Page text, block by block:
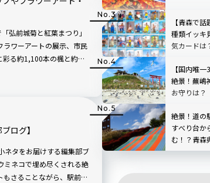
弘前城菊と紅葉まつり」
ワーアートの展示、市民
彩る約1,100本の楓と約
ログ】
ネタをお届けする編集部ブ
ミネコで埋め尽くされる絶
さることながら、駅前の
【青森で
種類イッキ
気カードは
【国内唯
絶景！蕪嶋
お守りは？
絶景！道の
すべり台か
む！？青森
原トーサム